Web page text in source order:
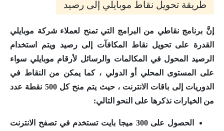
طريقة تحويل نقاط موبايلي إلى رصيد
إنَّ برنامج نقاطي من البرامج التي تمنح لعملاء شركة موبايلي
القدرة على تحويل نقاط المكافآت إلى رصيد ويتم استخدام
الرصيد المحول في المكالمات والرسائل لأرقام موبايلي سواء
على المستوى المحلي أو الدولي ، كما يمكن من النقاط في
الدوريات إلى باقات الانترنت ، حيث يتم منح كل 500 نقطة عدد
من الخيارات نذكرها على النحو التالي:
الحصول على 300 ميجا بايت تستخدم في تصفح الانترنت